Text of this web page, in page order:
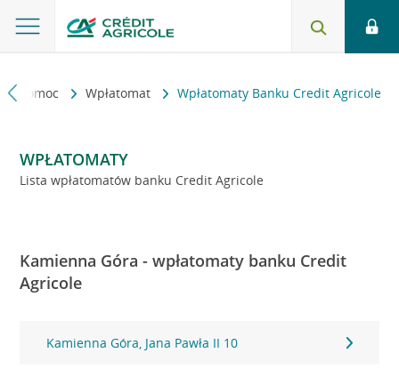
i pomoc Wpłatomat Wpłatomaty Banku Credit Agricole
WPŁATOMATY
Lista wpłatomatów banku Credit Agricole
Kamienna Góra - wpłatomaty banku Credit
Agricole
Kamienna Góra, Jana Pawła II 10